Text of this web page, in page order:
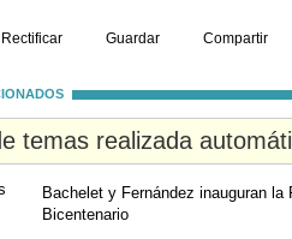
Rectificar Guardar Compartir
temas realizada
Bachelet y Fernández inauguran
Bicentenario